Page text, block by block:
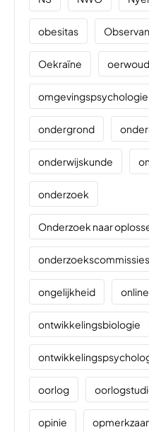
obesitas
Oekraïne oerwoud
omgevingspsychologie
ondergrond
onderwijskunde
onderzoek
Onderzoek naar
onderzoekscommissies
ongelijkheid online
ontwikkelingsbiologie
oorlog
opinie